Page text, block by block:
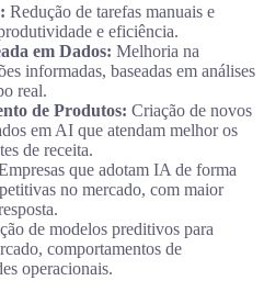
Redução de tarefas manuais e
e eficiência.
em Dados: Melhoria na
informadas, baseadas em análises
real.
de Produtos: Criação de novos
em AI que atendam melhor os
de receita.
que adotam IA de forma
no mercado, com maior
de modelos preditivos para
comportamentos de
operacionais.